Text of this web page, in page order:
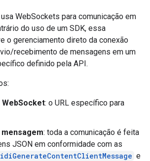
WebSockets para comunicação em
do uso de um SDK, essa
o gerenciamento direto da conexão
recebimento de mensagens em um
definido pela API.
WebSocket: o URL específico para
: toda a comunicação é feita
JSON em conformidade com as
e